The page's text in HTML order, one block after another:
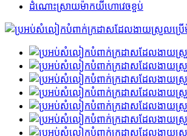
ដំណោះស្រាយម៉ាកយីហោវេចខ្ចប់